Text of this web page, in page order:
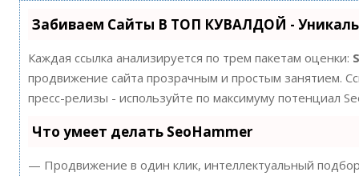
Забиваем Сайты В ТОП КУВАЛДОЙ -
Каждая ссылка анализируется по трем пакетам оценки:
продвижение сайта прозрачным и простым занятием.
пресс-релизы - используйте по максимуму потенциал
Что умеет делать SeoHammer
— Продвижение в один клик, интеллектуальный